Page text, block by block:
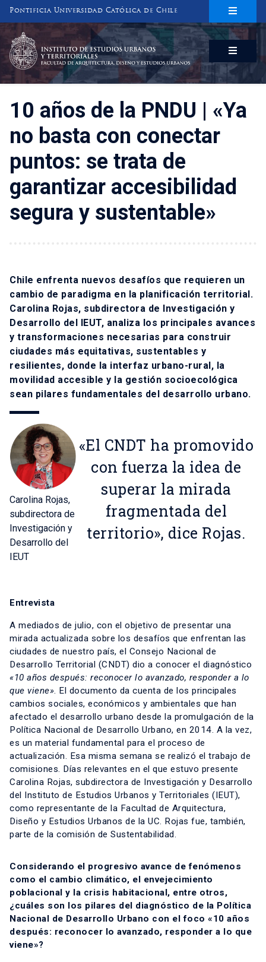
Pontificia Universidad Católica de Chile
INSTITUTO DE ESTUDIOS URBANOS
Y TERRITORIALES
FACULTAD DE ARQUITECTURA, DISEÑO Y ESTUDIOS URBANOS
10 años de la PNDU | «Ya
no basta con conectar
puntos: se trata de
garantizar accesibilidad
segura y sustentable»
Chile enfrenta nuevos desafíos que requieren un
cambio de paradigma en la planificación territorial.
Carolina Rojas, subdirectora de Investigación y
Desarrollo del IEUT, analiza los principales avances
y transformaciones necesarias para construir
ciudades más equitativas, sustentables y
resilientes, donde la interfaz urbano-rural, la
movilidad accesible y la gestión socioecológica
sean pilares fundamentales del desarrollo urbano.
Carolina Rojas,
subdirectora de
Investigación y
Desarrollo del
IEUT
«El CNDT ha promovido
con fuerza la idea de
superar la mirada
fragmentada del
territorio», dice Rojas.
Entrevista
A mediados de julio, con el objetivo de presentar una
mirada actualizada sobre los desafíos que enfrentan las
ciudades de nuestro país, el Consejo Nacional de
Desarrollo Territorial (CNDT) dio a conocer el diagnóstico
«10 años después: reconocer lo avanzado, responder a lo
que viene». El documento da cuenta de los principales
cambios sociales, económicos y ambientales que han
afectado el desarrollo urbano desde la promulgación de la
Política Nacional de Desarrollo Urbano, en 2014. A la vez,
es un material fundamental para el proceso de
actualización. Esa misma semana se realizó el trabajo de
comisiones. Días relevantes en el que estuvo presente
Carolina Rojas, subdirectora de Investigación y Desarrollo
del Instituto de Estudios Urbanos y Territoriales (IEUT),
como representante de la Facultad de Arquitectura,
Diseño y Estudios Urbanos de la UC. Rojas fue, también,
parte de la comisión de Sustentabilidad.
Considerando el progresivo avance de fenómenos
como el cambio climático, el envejecimiento
poblacional y la crisis habitacional, entre otros,
¿cuáles son los pilares del diagnóstico de la Política
Nacional de Desarrollo Urbano con el foco «10 años
después: reconocer lo avanzado, responder a lo que
viene»?